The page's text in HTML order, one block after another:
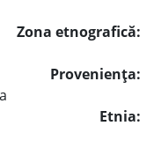
Zona etnografică:
Provenienţa:
Etnia: